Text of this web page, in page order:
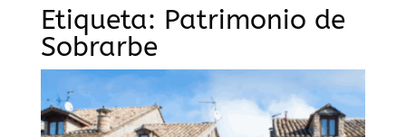
Etiqueta: Patrimonio de
Sobrarbe